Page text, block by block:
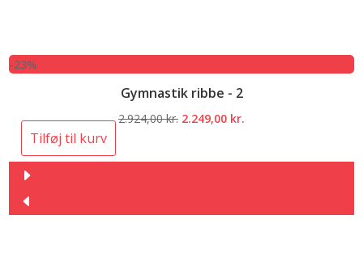
-23%
Gymnastik ribbe - 2
2.924,00kr. Den
2.249,00 kr.
Tilføj til kurv